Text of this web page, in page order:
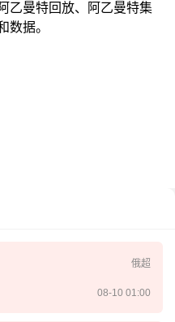
乙曼特回放、阿乙曼特集
数据。
俄超
08-10 01:00